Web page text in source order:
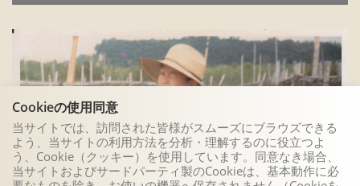
Cookieの使用同意
当サイトでは、訪問された皆様がスムーズにブラウズできる
よう、当サイトの利用方法を分析・理解するのに役立つよ
う、Cookie（クッキー）を使用しています。同意なき場合、
当サイトおよびサードパーティ製のCookieは、基本動作に必